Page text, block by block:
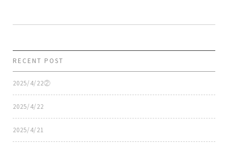
RECENT POST
2025/4/22②
2025/4/22
2025/4/21